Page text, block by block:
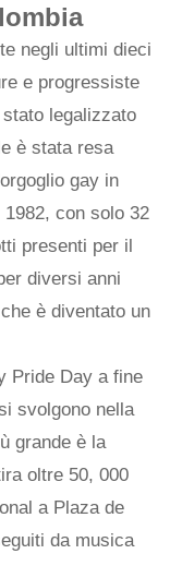
negli ultimi dieci
e progressiste
legalizzato
è stata resa
gay in
con solo 32
presenti per il
diversi anni
è diventato un
Pride Day a fine
svolgono nella
grande è la
oltre 50, 000
a Plaza de
da musica